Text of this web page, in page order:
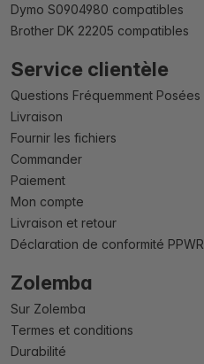
Dymo S0904980 compatibles
Brother DK 22205 compatibles
Service clientèle
Questions Fréquemment Posées
Livraison
Fournir les fichiers
Commander
Paiement
Mon compte
Livraison et retour
Déclaration de conformité PPWR
Zolemba
Sur Zolemba
Termes et conditions
Durabilité